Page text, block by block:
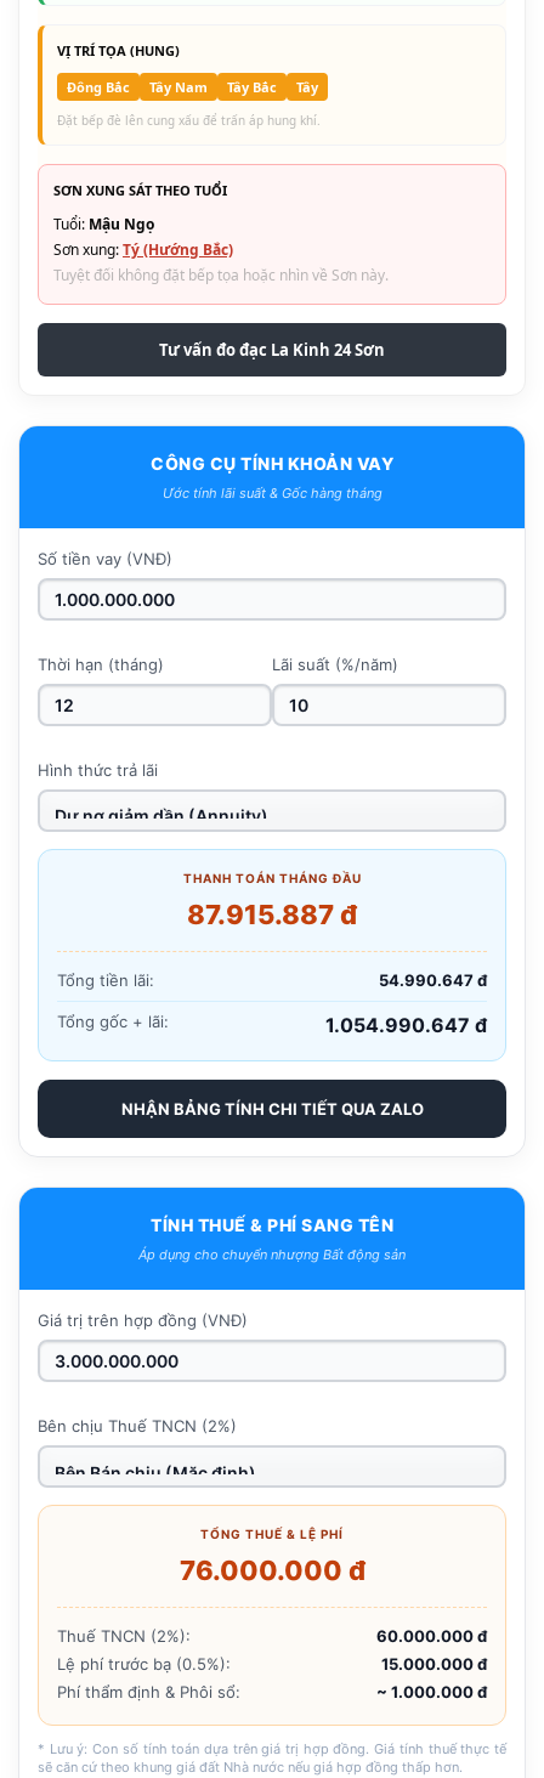
VỊ TRÍ TỌA (HUNG)
Đông Bắc
Tây Nam Tây Bắc Tây
Đặt bếp đè lên cung xấu để trấn áp hung khí.
SƠN XUNG SÁT THEO TUỔI
Tuổi: Mậu Ngọ
Sơn xung:Tý (Hướng Bắc)
Tuyệt đối không đặt bếp tọa hoặc nhìn về Sơn này.
Tư vấn đo đạc La Kinh 24 Sơn
CÔNG CỤ TÍNH KHOẢN VAY
Ước tính lãi suất & Gốc hàng tháng
Số tiền vay (VNĐ)
Thời hạn (tháng) Lãi suất (%/năm)
Hình thức trả lãi
THANH TOÁN THÁNG ĐẦU
87.915.887 đ
Tổng tiền lãi: 54.990.647 đ
Tổng gốc + lãi: 1.054.990.647 đ
NHẬN BẢNG TÍNH CHI TIẾT QUA ZALO
TÍNH THUẾ & PHÍ SANG TÊN
Áp dụng cho chuyển nhượng Bất động sản
Giá trị trên hợp đồng (VNĐ)
Bên chịu Thuế TNCN (2%)
TỔNG THUẾ & LỆ PHÍ
76.000.000 đ
Thuế TNCN (2%):
60.000.000 đ
Lệ phí trước bạ (0.5%):
15.000.000 đ
Phí thẩm định & Phôi sổ:
~ 1.000.000 đ
* Lưu ý: Con số tính toán dựa trên giá trị hợp đồng. Giá tính thuế thực tế
sẽ căn cứ theo khung giá đất Nhà nước nếu giá hợp đồng thấp hơn.